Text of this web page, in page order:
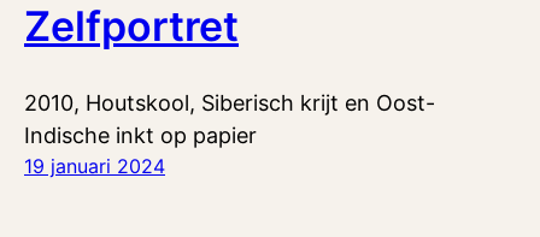
Zelfportret
2010, Houtskool, Siberisch krijt en Oost-
Indische inkt op papier
19 januari 2024